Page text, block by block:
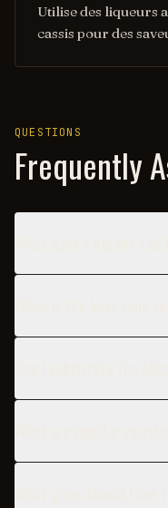
Utilise des liqueurs
cassis pour des
QUESTIONS
Frequently